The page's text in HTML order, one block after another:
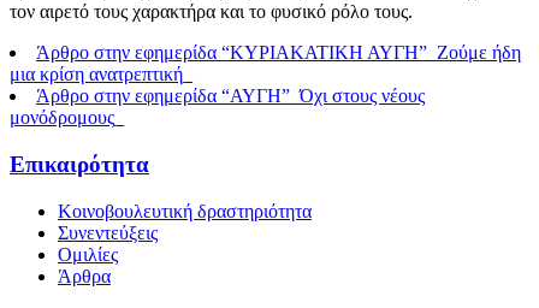
τον αιρετό τους χαρακτήρα και το φυσικό ρόλο τους.
Άρθρο στην εφημερίδα “ΚΥΡΙΑΚΑΤΙΚΗ ΑΥΓΗ”_Ζούμε ήδη
μια κρίση ανατρεπτική_
Άρθρο στην εφημερίδα “ΑΥΓΗ”_Όχι στους νέους
μονόδρομους_
Επικαιρότητα
Κοινοβουλευτική δραστηριότητα
Συνεντεύξεις
Ομιλίες
Άρθρα